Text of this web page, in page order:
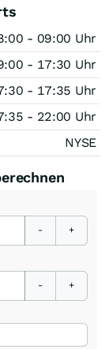
- 09:00 Uhr
- 17:30 Uhr
- 17:35 Uhr
- 22:00 Uhr
NYSE
- +
- +